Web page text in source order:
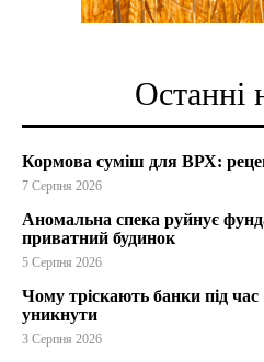
Останні
Кормова суміш для ВРХ:
7 Серпня 2026
Аномальна спека руйнує
приватний будинок
5 Серпня 2026
Чому тріскають банки під
уникнути
3 Серпня 2026